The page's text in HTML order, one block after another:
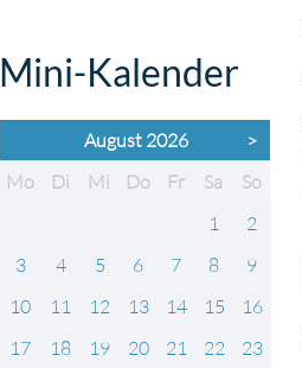
Mini-Kalender
August 2026
>
Montag
Dienstag
Mi ttwoch
Donnerstag
Freitag
Sa mstag
Sonntag
1
2
3
4 5 6 7 8
9
10
11 12 13 14 15
16
17
18 19 20 21 22
23